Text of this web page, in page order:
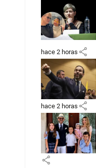
hace 2 horas share
hace 2 horas share
share